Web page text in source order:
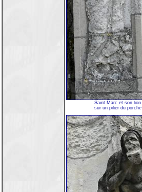
Saint Marc et son lion
sur un pilier du porche